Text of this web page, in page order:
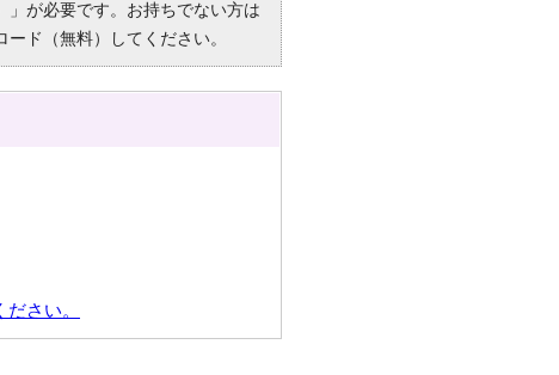
」が必要です。お持ちでない方は
ード（無料）してください。
さい。